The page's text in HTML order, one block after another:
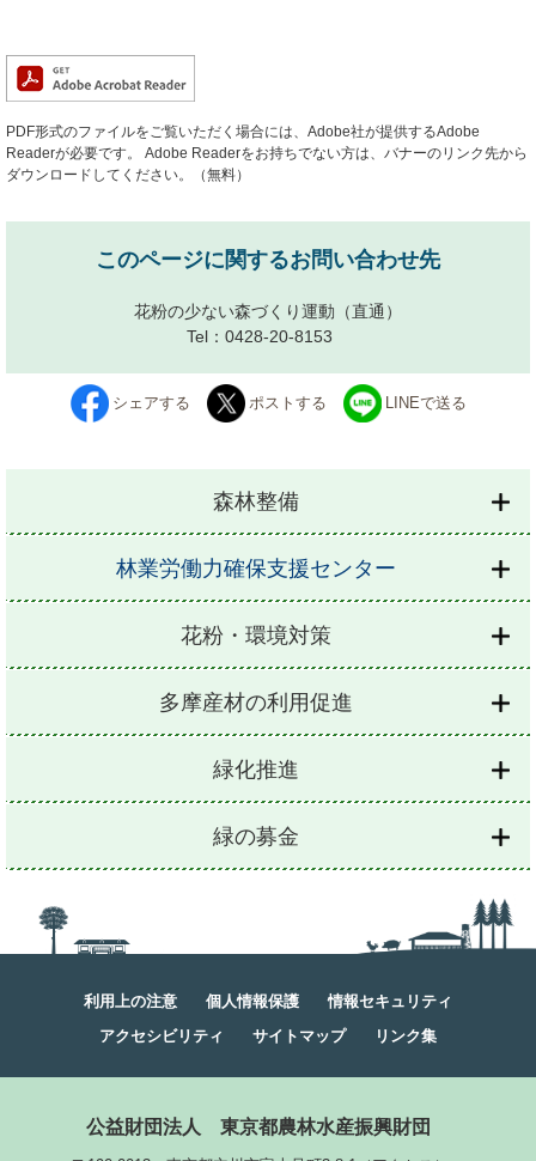
PDF形式のファイルをご覧いただく場合には、Adobe社が提供するAdobe
Readerが必要です。
Adobe Readerをお持ちでない方は、バナーのリンク先から
ダウンロードしてください。（無料）
このページに関するお問い合わせ先
花粉の少ない森づくり運動 （直通）
Tel：0428-20-8153
シェアする ポストする LINEで送る
森林整備
林業労働力確保支援センター
花粉・環境対策
多摩産材の利用促進
緑化推進
緑の募金
利用上の注意 個人情報保護
情報セキュリティ
アクセシビリティ
サイトマップ リンク集
公益財団法人 東京都農林水産振興財団